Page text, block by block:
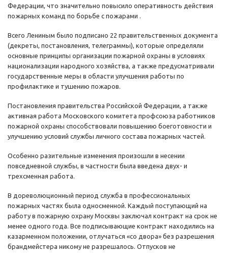
Федерации, что значительно повысило оперативность действия
пожарных команд по борьбе с пожарами .
Всего Лениным было подписано 22 правительственных документа
(декреты, постановления, телеграммы), которые определяли
основные принципы организации пожарной охраны в условиях
национализации народного хозяйства, а также предусматривали
государственные меры в области улучшения работы по
профилактике и тушению пожаров.
Постановления правительства Российской Федерации, а также
активная работа Московского комитета профсоюза работников
пожарной охраны способствовали повышению боеготовности и
улучшению условий службы личного состава пожарных частей.
Особенно разительные изменения произошли в несении
повседневной службы, в частности была введена двух- и
трехсменная работа.
В дореволюционный период служба в профессиональных
пожарных частях была односменной. Каждый поступающий на
работу в пожарную охрану Москвы заключал контракт на срок не
менее одного года. Все подписывающие контракт находились на
казарменном положении, отлучаться «со двора» без разрешения
брандмейстера никому не разрешалось. Отпусков не